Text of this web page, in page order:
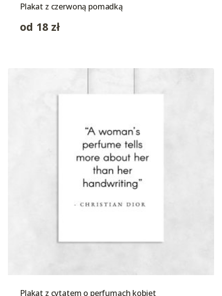
Plakat z czerwoną pomadką
od 18 zł
Plakat z cytatem o perfumach kobiet